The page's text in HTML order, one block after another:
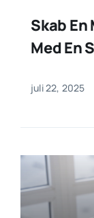
Skab
Med En
juli 22, 2025